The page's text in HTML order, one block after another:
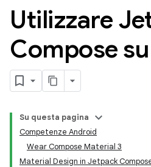
Utilizzare
Compose
Su questa pagina
Competenze Android
Wear Compose Material 3
Material Design in Jetpack